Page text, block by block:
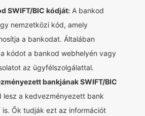
SWIFT/BIC kódját: A bankod
nemzetközi kód, amely
a bankodat. Általában
kódot a bankod webhelyén vagy
az ügyfélszolgálattal.
bankjának SWIFT/BIC
lesz a kedvezményezett bank
is. Ők tudják ezt az információt